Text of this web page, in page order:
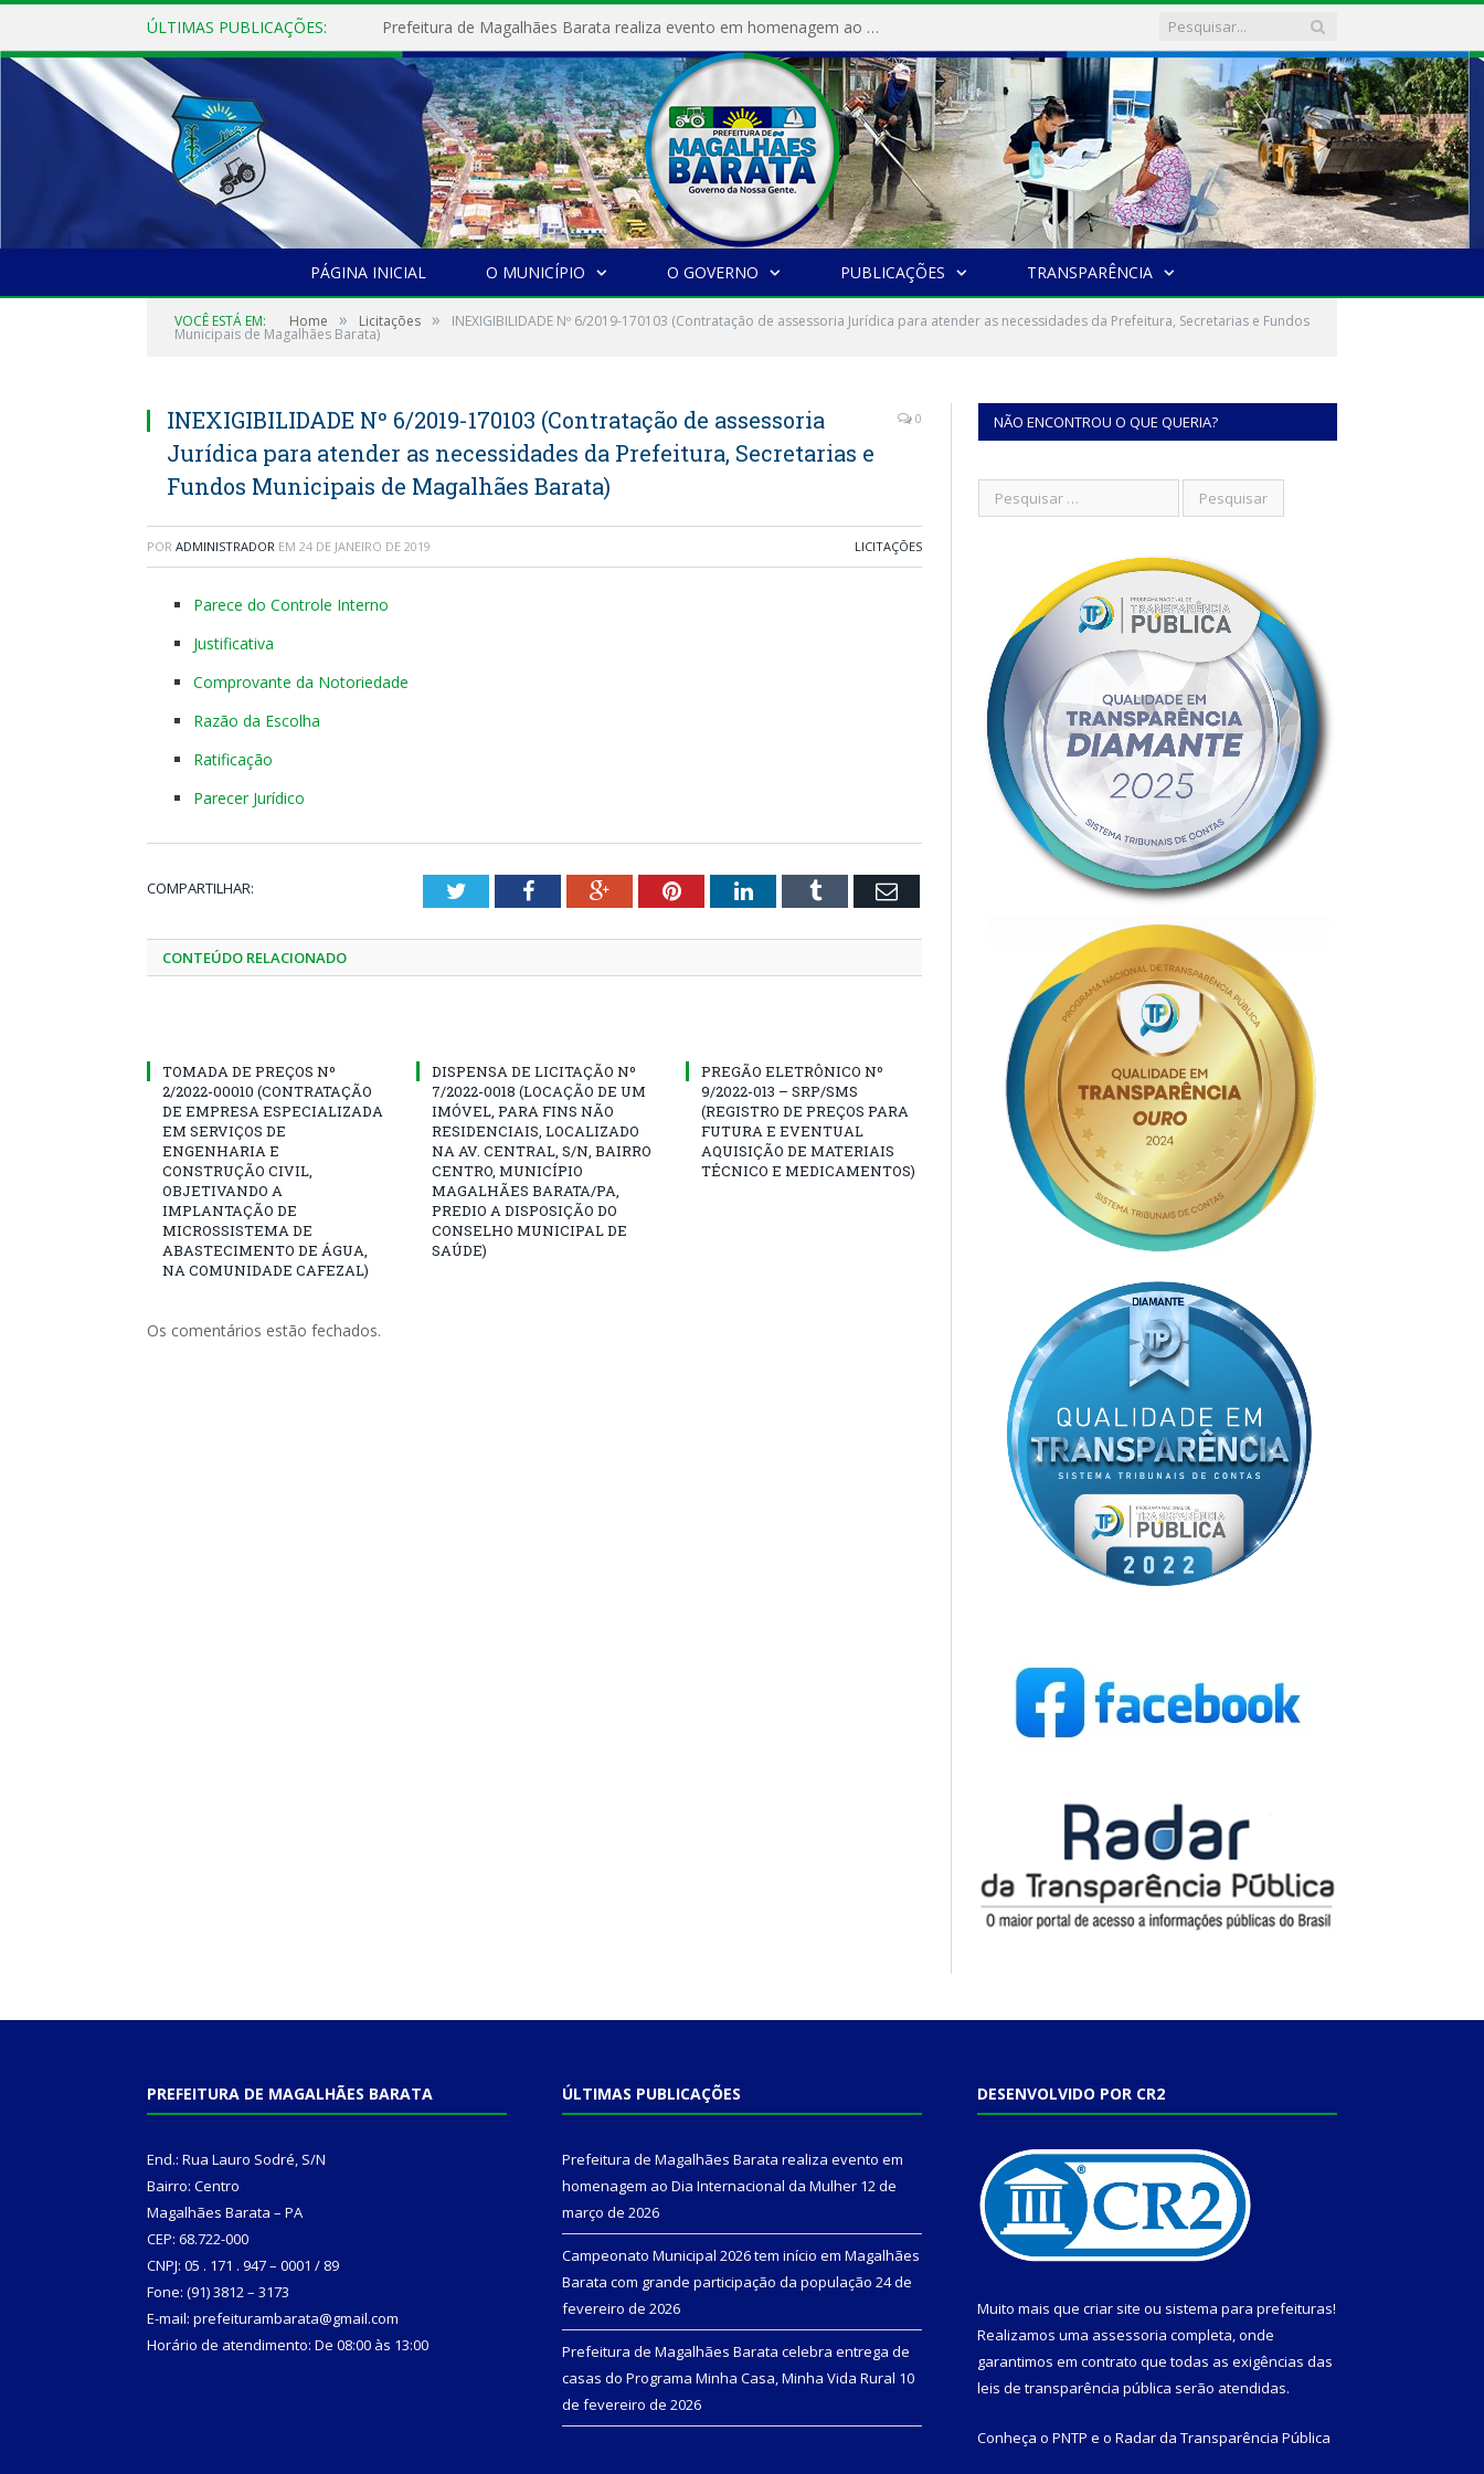
ÚLTIMAS PUBLICAÇÕES: Prefeitura de Magalhães Barata realiza evento em homenagem ao Dia Internacional da Mulher
PÁGINA INICIAL O MUNICÍPIO O GOVERNO PUBLICAÇÕES TRANSPARÊNCIA
VOCÊ ESTÁ EM: Home » Licitações » INEXIGIBILIDADE Nº 6/2019-170103 (Contratação de assessoria Jurídica para atender as necessidades da Prefeitura, Secretarias e Fundos
Municipais de Magalhães Barata)
INEXIGIBILIDADE Nº 6/2019-170103 (Contratação de assessoria
Jurídica para atender as necessidades da Prefeitura, Secretarias e
Fundos Municipais de Magalhães Barata)
0
POR ADMINISTRADOR EM 24 DE JANEIRO DE 2019 LICITAÇÕES
Parece do Controle Interno
Justificativa
Comprovante da Notoriedade
Razão da Escolha
Ratificação
Parecer Jurídico
COMPARTILHAR: TwitterFacebookGoogle+PinterestLinkedInTumblr Email
CONTEÚDO RELACIONADO
TOMADA DE PREÇOS Nº
2/2022-00010 (CONTRATAÇÃO
DE EMPRESA ESPECIALIZADA
EM SERVIÇOS DE
ENGENHARIA E
CONSTRUÇÃO CIVIL,
OBJETIVANDO A
IMPLANTAÇÃO DE
MICROSSISTEMA DE
ABASTECIMENTO DE ÁGUA,
NA COMUNIDADE CAFEZAL)
DISPENSA DE LICITAÇÃO Nº
7/2022-0018 (LOCAÇÃO DE UM
IMÓVEL, PARA FINS NÃO
RESIDENCIAIS, LOCALIZADO
NA AV. CENTRAL, S/N, BAIRRO
CENTRO, MUNICÍPIO
MAGALHÃES BARATA/PA,
PREDIO A DISPOSIÇÃO DO
CONSELHO MUNICIPAL DE
SAÚDE)
PREGÃO ELETRÔNICO Nº
9/2022-013 – SRP/SMS
(REGISTRO DE PREÇOS PARA
FUTURA E EVENTUAL
AQUISIÇÃO DE MATERIAIS
TÉCNICO E MEDICAMENTOS)
Os comentários estão fechados.
NÃO ENCONTROU O QUE QUERIA?
PREFEITURA DE MAGALHÃES BARATA
End.: Rua Lauro Sodré, S/N
Bairro: Centro
Magalhães Barata – PA
CEP: 68.722-000
CNPJ: 05 . 171 . 947 – 0001 / 89
Fone: (91) 3812 – 3173
E-mail: prefeiturambarata@gmail.com
Horário de atendimento: De 08:00 às 13:00
ÚLTIMAS PUBLICAÇÕES
Prefeitura de Magalhães Barata realiza evento em
homenagem ao Dia Internacional da Mulher 12 de
março de 2026
Campeonato Municipal 2026 tem início em Magalhães
Barata com grande participação da população 24 de
fevereiro de 2026
Prefeitura de Magalhães Barata celebra entrega de
casas do Programa Minha Casa, Minha Vida Rural 10
de fevereiro de 2026
DESENVOLVIDO POR CR2
Muito mais que criar site ou sistema para prefeituras!
Realizamos uma assessoria completa, onde
garantimos em contrato que todas as exigências das
leis de transparência pública serão atendidas.
Conheça o PNTP e o Radar da Transparência Pública